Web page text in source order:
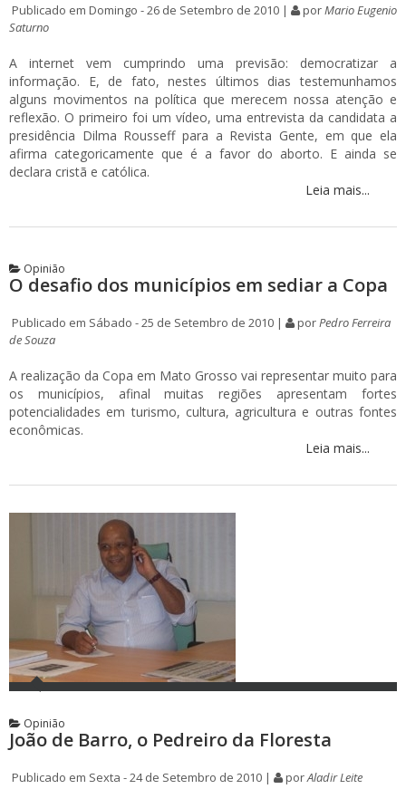
Publicado em Domingo - 26 de Setembro de 2010 | porMario Eugenio
Saturno
A internet vem cumprindo uma previsão: democratizar a
informação. E, de fato, nestes últimos dias testemunhamos
alguns movimentos na política que merecem nossa atenção e
reflexão. O primeiro foi um vídeo, uma entrevista da candidata a
presidência Dilma Rousseff para a Revista Gente, em que ela
afirma categoricamente que é a favor do aborto. E ainda se
declara cristã e católica.
Leia mais...
Opinião
O desafio dos municípios em sediar a Copa
Publicado em Sábado - 25 de Setembro de 2010 | por Pedro Ferreira
de Souza
A realização da Copa em Mato Grosso vai representar muito para
os municípios, afinal muitas regiões apresentam fortes
potencialidades em turismo, cultura, agricultura e outras fontes
econômicas.
Leia mais...
Opinião
João de Barro, o Pedreiro da Floresta
Publicado em Sexta - 24 de Setembro de 2010 | porAladir Leite